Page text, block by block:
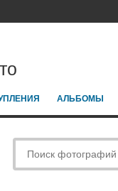
АЛЬБОМЫ